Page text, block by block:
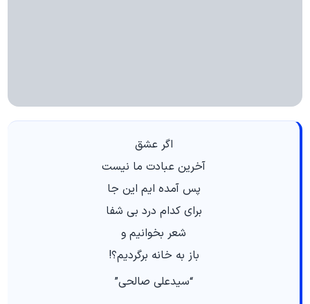
اگر عشق
آخرین عبادت ما نیست
پس آمده‌ ایم این‌ جا
برای کدام درد بی‌ شفا
شعر بخوانیم و
باز به خانه برگردیم؟!
“سیدعلی صالحی”